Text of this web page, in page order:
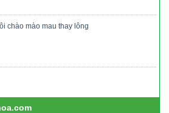
chào mào mau thay lông